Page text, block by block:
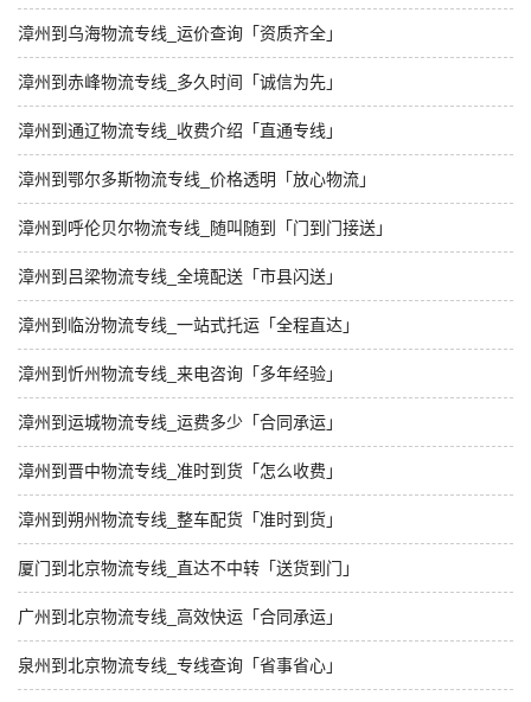
漳州到乌海物流专线_运价查询「资质齐全」
漳州到赤峰物流专线_多久时间「诚信为先」
漳州到通辽物流专线_收费介绍「直通专线」
漳州到鄂尔多斯物流专线_价格透明「放心物流」
漳州到呼伦贝尔物流专线_随叫随到「门到门接送」
漳州到吕梁物流专线_全境配送「市县闪送」
漳州到临汾物流专线_一站式托运「全程直达」
漳州到忻州物流专线_来电咨询「多年经验」
漳州到运城物流专线_运费多少「合同承运」
漳州到晋中物流专线_准时到货「怎么收费」
漳州到朔州物流专线_整车配货「准时到货」
厦门到北京物流专线_直达不中转「送货到门」
广州到北京物流专线_高效快运「合同承运」
泉州到北京物流专线_专线查询「省事省心」